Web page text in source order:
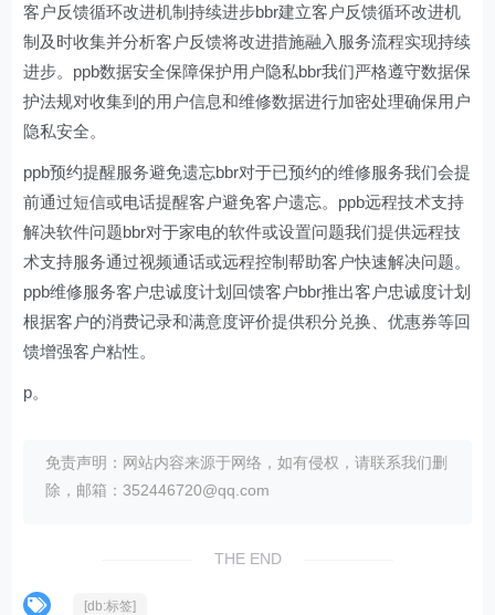
客户反馈循环改进机制持续进步bbr建立客户反馈循环改进机
制及时收集并分析客户反馈将改进措施融入服务流程实现持续
进步。ppb数据安全保障保护用户隐私bbr我们严格遵守数据保
护法规对收集到的用户信息和维修数据进行加密处理确保用户
隐私安全。
ppb预约提醒服务避免遗忘bbr对于已预约的维修服务我们会提
前通过短信或电话提醒客户避免客户遗忘。ppb远程技术支持
解决软件问题bbr对于家电的软件或设置问题我们提供远程技
术支持服务通过视频通话或远程控制帮助客户快速解决问题。
ppb维修服务客户忠诚度计划回馈客户bbr推出客户忠诚度计划
根据客户的消费记录和满意度评价提供积分兑换、优惠券等回
馈增强客户粘性。
p。
免责声明：网站内容来源于网络，如有侵权，请联系我们删
除，邮箱：352446720@qq.com
THE END
[db:标签]